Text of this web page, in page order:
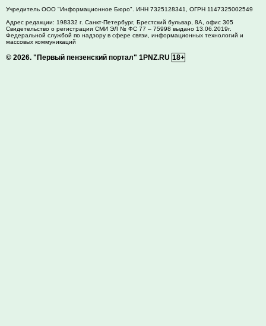
Учредитель ООО "Информационное Бюро". ИНН 7325128341, ОГРН 1147325002549
Адрес редакции: 198332 г. Санкт-Петербург, Брестский бульвар, 8А, офис 305
Свидетельство о регистрации СМИ ЭЛ № ФС 77 – 75998 выдано 13.06.2019г.
Федеральной службой по надзору в сфере связи, информационных технологий и
массовых коммуникаций
© 2026. "Первый пензенский портал" 1PNZ.RU 18+